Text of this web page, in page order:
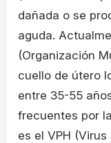
dañada o se
aguda.
(Organización
cuello de útero
entre 35-55
frecuentes por
es el VPH